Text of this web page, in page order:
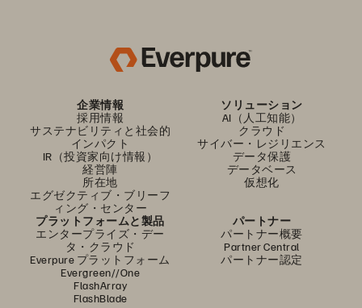
企業情報
採用情報
サステナビリティと社会的
インパクト
IR（投資家向け情報）
経営陣
所在地
エグゼクティブ・ブリーフ
ィング・センター
ソリューション
AI（人工知能）
クラウド
サイバー・レジリエンス
データ保護
データベース
仮想化
プラットフォームと製品
エンタープライズ・デー
タ・クラウド
Everpure プラットフォーム
Evergreen//One
FlashArray
FlashBlade
パートナー
パートナー概要
Partner Central
パートナー認定